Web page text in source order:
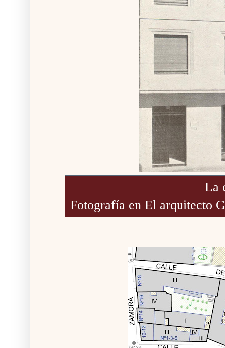
La
Fotografía en El arquitecto